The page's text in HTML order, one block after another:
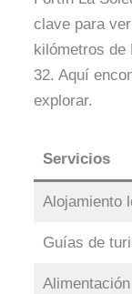
clave para
kilómetros de
32. Aquí
explorar.
Servicios
Alojamiento
Guías de
Alimentación